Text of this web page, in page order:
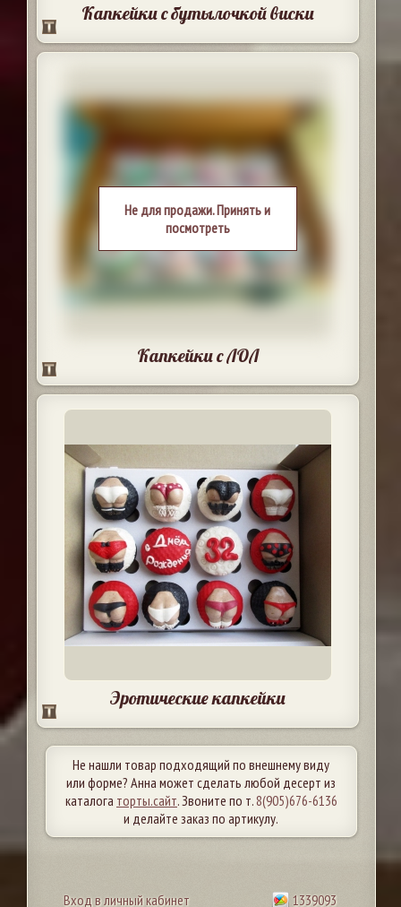
Капкейки с бутылочкой виски
Не для продажи. Принять и
посмотреть
Капкейки с ЛОЛ
Эротические капкейки
Не нашли товар подходящий по внешнему виду
или форме? Анна может сделать любой десерт из
каталога торты.сайт. Звоните по т.8(905)676-6136
и делайте заказ по артикулу.
Вход в личный кабинет 1339093